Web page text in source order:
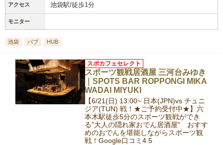
アクセス 池袋駅/徒歩1分
モニター
池袋 パブ HUB
スポーツ観戦居酒屋 三河台みゆき
｜SPOTS BAR ROPPONGI MIKA
WADAI MIYUKI
スポカフェセレクト
【6/21(日) 13:00~ 日本(JPN)vs チュニ
ジア(TUN) 戦！★ご予約受付中★】六
本木駅徒歩5分のスポーツ観戦ができ
る"大人の隠れ家おでん居酒屋" おすす
めのおでんを堪能しながらスポーツ観
戦！Google口コミ4.5